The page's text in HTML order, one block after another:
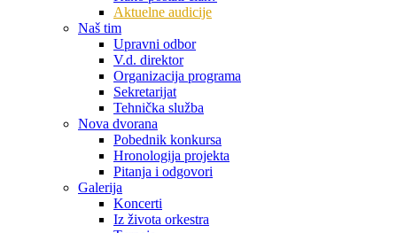
Aktuelne audicije
Naš tim
Upravni odbor
V.d. direktor
Organizacija programa
Sekretarijat
Tehnička služba
Nova dvorana
Pobednik konkursa
Hronologija projekta
Pitanja i odgovori
Galerija
Koncerti
Iz života orkestra